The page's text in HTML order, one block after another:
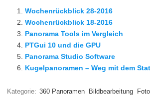
Wochenrückblick 28-2016
Wochenrückblick 18-2016
Panorama Tools im Vergleich
PTGui 10 und die GPU
Panorama Studio Software
Kugelpanoramen – Weg mit dem
Kategorie: 360 Panoramen Bildbearbeitung